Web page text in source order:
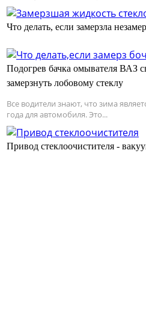
Что делать, если замерзла
Подогрев бачка омывателя ВАЗ
замерзнуть лобовому стеклу
Все водители знают, что зима
года для автомобиля. Это...
Привод стеклоочистителя -